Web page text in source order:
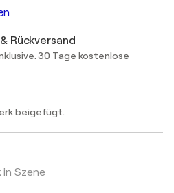
Rückversand
30 Tage kostenlose
beigefügt.
Szene